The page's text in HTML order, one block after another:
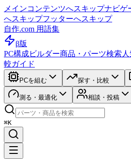
メインコンテンツへスキップナビゲ
へスキップフッターへスキップ
自作.com 用語集
β版
PC構成ビルダー商品・パーツ検索
較ガイド
PCを組む 探す・比較
測る・最適化 相談・投稿
⌘K